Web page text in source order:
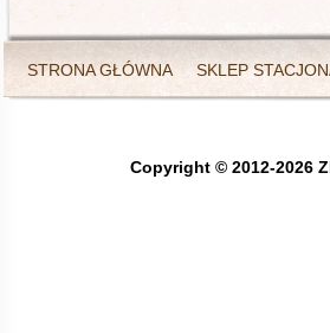
STRONA GŁÓWNA SKLEP
Copyright © 2012-2026